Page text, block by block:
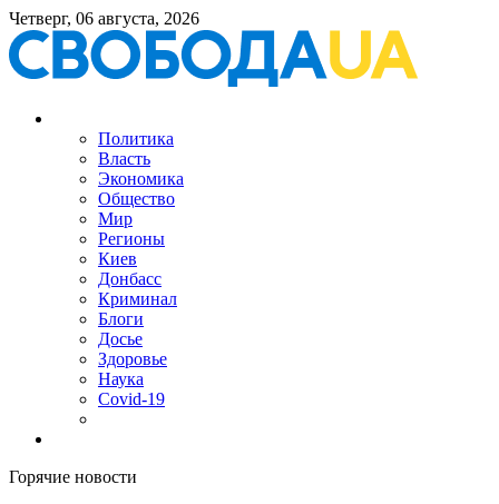
Четверг, 06 августа, 2026
Политика
Власть
Экономика
Общество
Мир
Регионы
Киев
Донбасс
Криминал
Блоги
Досье
Здоровье
Наука
Covid-19
Горячие новости